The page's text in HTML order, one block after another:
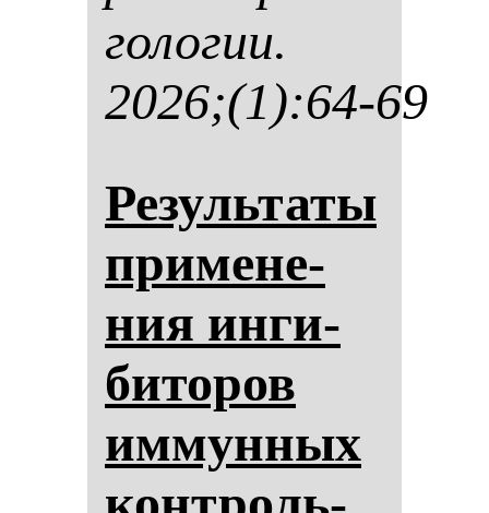
го­ло­гии.
2026;(1):64-69
Ре­зуль­та­ты
при­ме­не­
ния ин­ги­
би­то­ров
им­мун­ных